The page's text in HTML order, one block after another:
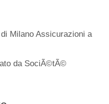
Milano Assicurazioni a
da SociÃ©tÃ©